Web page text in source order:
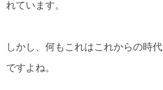
れています。
しかし、何もこれはこれからの時
ですよね。